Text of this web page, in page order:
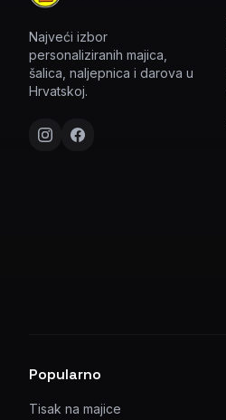
Najveći izbor
personaliziranih majica,
šalica, naljepnica i darova u
Hrvatskoj.
Popularno
Tisak na majice